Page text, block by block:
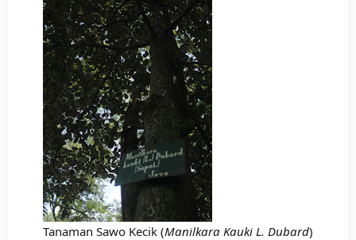
Tanaman Sawo Kecik (Manilkara Kauki L. Dubard)